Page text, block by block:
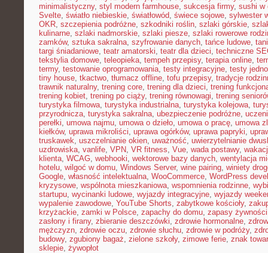
minimalistyczny, styl modern farmhouse, sukcesja firmy, sushi w
Svelte, światło niebieskie, światłowód, świece sojowe, sylwester
OKR, szczepienia podróżne, szkodniki roślin, szlaki górskie,
kulinarne, szlaki nadmorskie, szlaki piesze, szlaki rowerowe
zamków, sztuka sakralna, szyfrowanie danych, tańce ludowe,
targi śniadaniowe, teatr amatorski, teatr dla dzieci, techniczne
tekstylia domowe, teleopieka, tempeh przepisy, terapia online,
termy, testowanie oprogramowania, testy integracyjne, testy
tiny house, tkactwo, tłumacz offline, tofu przepisy, tradycje
trawnik naturalny, trening core, trening dla dzieci, trening
trening kobiet, trening po ciąży, trening równowagi, trening
turystyka filmowa, turystyka industrialna, turystyka kolejowa,
przyrodnicza, turystyka sakralna, ubezpieczenie podróżne,
perełki, umowa najmu, umowa o dzieło, umowa o pracę, umowa
kiełków, uprawa mikroliści, uprawa ogórków, uprawa papryki,
truskawek, uszczelnianie okien, uważność, uwierzytelnianie
uzdrowiska, vanlife, VPN, VR fitness, Vue, wada postawy,
klienta, WCAG, webhooki, wektorowe bazy danych, wentylacja
hotelu, wilgoć w domu, Windows Server, wine pairing, winiety
Google, własność intelektualna, WooCommerce, WordPress
kryzysowe, wspólnota mieszkaniowa, wspomnienia rodzinne,
startupu, wycinanki ludowe, wyjazdy integracyjne, wyjazdy
wypalenie zawodowe, YouTube Shorts, zabytkowe kościoły,
krzyżackie, zamki w Polsce, zapachy do domu, zapasy żywności
zasłony i firany, zbieranie deszczówki, zdrowie hormonalne,
mężczyzn, zdrowie oczu, zdrowie słuchu, zdrowie w podróży,
budowy, zgubiony bagaż, zielone szkoły, zimowe ferie, znak
sklepie, żywopłot